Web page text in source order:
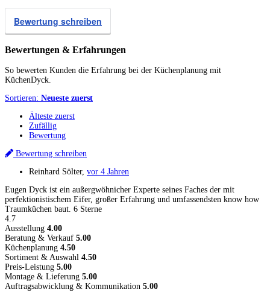
Bewertung schreiben
Bewertungen & Erfahrungen
So bewerten Kunden die Erfahrung bei der Küchenplanung mit
KüchenDyck.
Sortieren: Neueste zuerst
Älteste zuerst
Zufällig
Bewertung
Bewertung schreiben
Reinhard Sölter, vor 4 Jahren
Eugen Dyck ist ein außergwöhnicher Experte seines Faches der mit
perfektionistischem Eifer, großer Erfahrung und umfassendsten know how
Traumküchen baut. 6 Sterne
4.7
Ausstellung 4.00
Beratung & Verkauf 5.00
Küchenplanung 4.50
Sortiment & Auswahl 4.50
Preis-Leistung 5.00
Montage & Lieferung 5.00
Auftragsabwicklung & Kommunikation 5.00